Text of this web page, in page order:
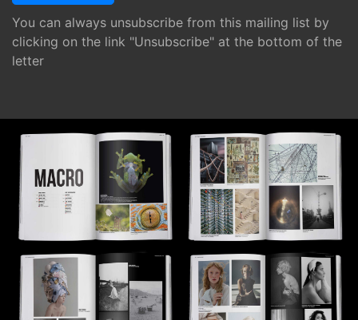
You can always unsubscribe from this mailing list by
clicking on the link "Unsubscribe" at the bottom of the
letter